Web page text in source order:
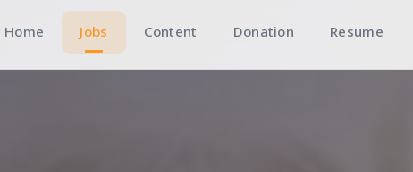
Home Jobs Content Donation Resume